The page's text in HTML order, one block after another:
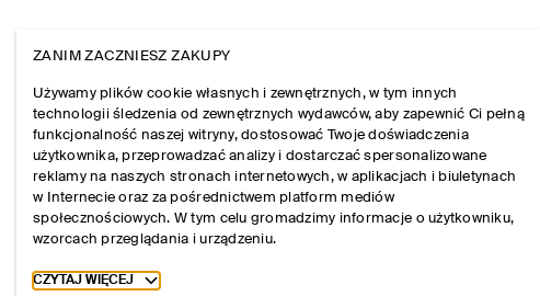
ZANIM ZACZNIESZ ZAKUPY
Używamy plików cookie własnych i zewnętrznych, w tym innych
technologii śledzenia od zewnętrznych wydawców, aby zapewnić Ci pełną
funkcjonalność naszej witryny, dostosować Twoje doświadczenia
użytkownika, przeprowadzać analizy i dostarczać spersonalizowane
reklamy na naszych stronach internetowych, w aplikacjach i biuletynach
w Internecie oraz za pośrednictwem platform mediów
społecznościowych. W tym celu gromadzimy informacje o użytkowniku,
wzorcach przeglądania i urządzeniu.
Toggle more cookie information
CZYTAJ WIĘCEJ